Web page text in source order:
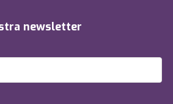
newsletter